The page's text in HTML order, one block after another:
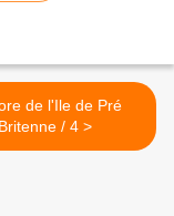
de l'Ile de Pré
Britenne / 4 >